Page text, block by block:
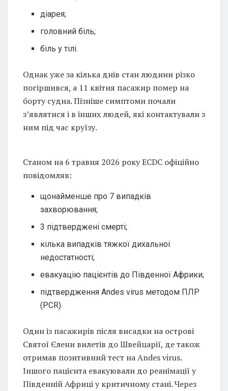
діарея;
головний біль;
біль у тілі.
Однак уже за кілька днів стан людини різко
погіршився, а 11 квітня пасажир помер на
борту судна. Пізніше симптоми почали
з’являтися і в інших людей, які контактували з
ним під час круїзу.
Станом на 6 травня 2026 року ECDC офіційно
повідомляв:
щонайменше про 7 випадків
захворювання;
3 підтверджені смерті;
кілька випадків тяжкої дихальної
недостатності;
евакуацію пацієнтів до Південної Африки;
підтвердження Andes virus методом ПЛР
(PCR).
Один із пасажирів після висадки на острові
Святої Єлени вилетів до Швейцарії, де також
отримав позитивний тест на Andes virus.
Іншого пацієнта евакуювали до реанімації у
Південній Африці у критичному стані. Через